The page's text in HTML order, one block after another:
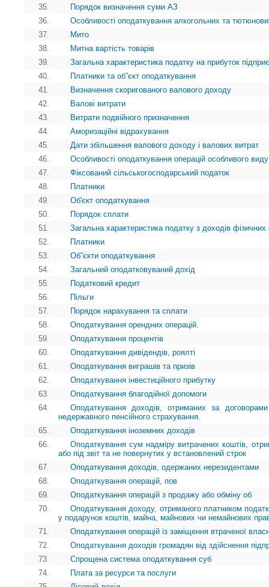
35.
Порядок визначення суми АЗ
36.
Особливості оподаткування алкогольних та
37.
Мито
38.
Митна вартість товарів
39.
Загальна характеристика податку на прибуток
40.
Платники та об”єкт оподаткування
41.
Визначення скоригованого валового доходу
42.
Валові витрати
43.
Витрати подвійного призначення
44.
Аморизаційні відрахування
45.
Дати збільшення валового доходу і валових витрат
46.
Особливості оподаткування операцій особливого виду
47.
Фіксований сільськогосподарський податок
48.
Платники
49.
Об'єкт оподаткування
50.
Порядок сплати
51.
Загальна характеристика податку з доходів фізичних
52.
Платники
53.
Об”єкти оподаткування
54.
Загальний оподатковуваний дохід
55.
Податковий кредит
56.
Пільги
57.
Порядок нарахування та сплати
58.
Оподаткування орендних операцій.
59.
Оподаткування процентів
60.
Оподаткування дивідендів, роялті
61.
Оподаткування виграшів та призів
62.
Оподаткування інвестиційного прибутку
63.
Оподаткування благодійної допомоги
64.
Оподаткування доходів, отриманих за
недержавного пенсійного страхування.
65.
Оподаткування іноземних доходів
66.
Оподаткування сум надміру витрачених коштів,
або під звіт та не повернутих у встановлений строк
67.
Оподаткування доходів, одержаних нерезидентами
68.
Оподаткування операцій, пов
69.
Оподаткування операцій з продажу або обміну об
70.
Оподаткування доходу, отриманого платником
у подарунок коштів, майна, майнових чи немайнових
71.
Оподаткування операцій із заміщення втраченої
72.
Оподаткування доходів громадян від здійснення
73.
Спрощена система оподаткування суб
74.
Плата за ресурси та послуги